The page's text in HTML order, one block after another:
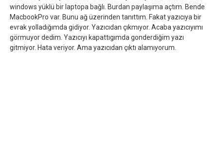
windows yüklü bir laptopa bağlı. Burdan paylaşıma açtım. Bende
MacbookPro var. Bunu ağ üzerinden tanıttım. Fakat yazıcıya bir
evrak yolladığımda gidiyor. Yazıcıdan çıkmıyor. Acaba yazıcıyımı
görmuyor dedim. Yazıcıyı kapattıgımda gonderdiğim yazı
gitmiyor. Hata veriyor. Ama yazıcıdan çıktı alamıyorum.